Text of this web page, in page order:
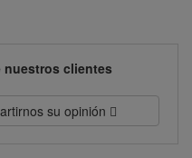
clientes
su opinión